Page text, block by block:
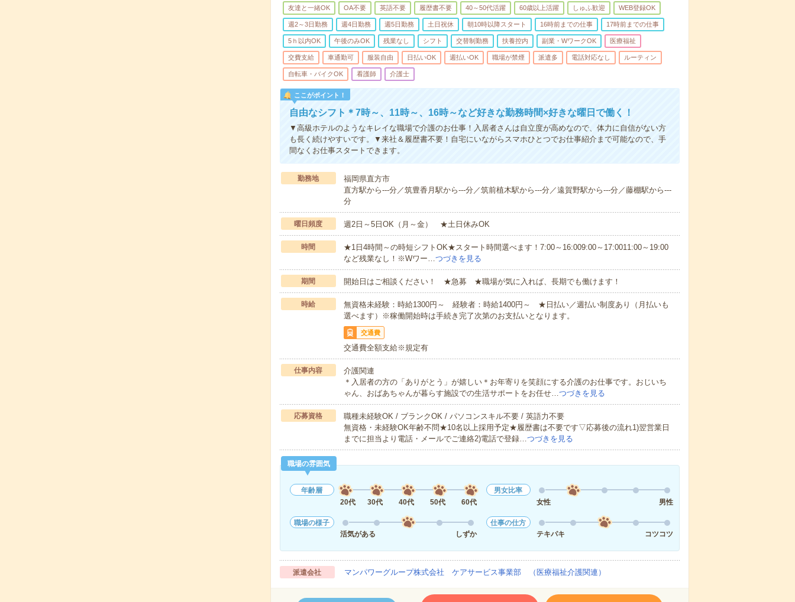
友達と一緒OK OA不要 英語不要 履歴書不要 40～50代活躍 60歳以上活躍 しゅふ歓迎 WEB登録OK
週2～3日勤務 週4日勤務 週5日勤務 土日祝休 朝10時以降スタート 16時前までの仕事 17時前までの仕事
5ｈ以内OK 午後のみOK 残業なし シフト 交替制勤務 扶養控内 副業・WワークOK 医療福祉
交費支給 車通勤可 服装自由 日払いOK 週払いOK 職場が禁煙 派遣多 電話対応なし ルーティン
自転車・バイクOK 看護師 介護士
ここがポイント！
自由なシフト＊7時～、11時～、16時～など好きな勤務時間×好きな曜日で働く！
▼高級ホテルのようなキレイな職場で介護のお仕事！入居者さんは自立度が高めなので、体力に自信がない方
も長く続けやすいです。▼来社＆履歴書不要！自宅にいながらスマホひとつでお仕事紹介まで可能なので、手
間なくお仕事スタートできます。
勤務地
福岡県直方市
直方駅から---分／筑豊香月駅から---分／筑前植木駅から---分／遠賀野駅から---分／藤棚駅から---
分
曜日頻度 週2日～5日OK（月～金） ★土日休みOK
時間
★1日4時間～の時短シフトOK★スタート時間選べます！7:00～16:009:00～17:0011:00～19:00
など残業なし！※Wワー…つづきを見る
期間 開始日はご相談ください！ ★急募 ★職場が気に入れば、長期でも働けます！
時給
無資格未経験：時給1300円～ 経験者：時給1400円～ ★日払い／週払い制度あり（月払いも
選べます）※稼働開始時は手続き完了次第のお支払いとなります。
交通費
交通費全額支給※規定有
仕事内容
介護関連
＊入居者の方の「ありがとう」が嬉しい＊お年寄りを笑顔にする介護のお仕事です。おじいち
ゃん、おばあちゃんが暮らす施設での生活サポートをお任せ…つづきを見る
応募資格
職種未経験OK / ブランクOK / パソコンスキル不要 / 英語力不要
無資格・未経験OK年齢不問★10名以上採用予定★履歴書は不要です▽応募後の流れ1)翌営業日
までに担当より電話・メールでご連絡2)電話で登録…つづきを見る
職場の雰囲気
年齢層
20代
30代 40代 50代 60代
男女比率
女性
男性
職場の様子
活気がある
しずか
仕事の仕方
テキパキ
コツコツ
派遣会社 マンパワーグループ株式会社 ケアサービス事業部 （医療福祉介護関連）